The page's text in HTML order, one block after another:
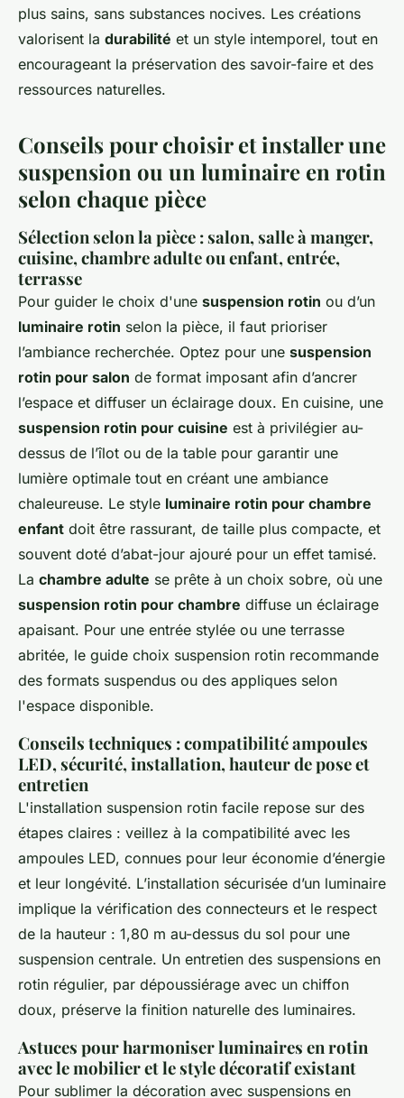
plus sains, sans substances nocives. Les créations
valorisent la durabilité et un style intemporel, tout en
encourageant la préservation des savoir-faire et des
ressources naturelles.
Conseils pour choisir et installer une
suspension ou un luminaire en rotin
selon chaque pièce
Sélection selon la pièce : salon, salle à manger,
cuisine, chambre adulte ou enfant, entrée,
terrasse
Pour guider le choix d'une suspension rotin ou d’un
luminaire rotin selon la pièce, il faut prioriser
l’ambiance recherchée. Optez pour une suspension
rotin pour salon de format imposant afin d’ancrer
l’espace et diffuser un éclairage doux. En cuisine, une
suspension rotin pour cuisine est à privilégier au-
dessus de l’îlot ou de la table pour garantir une
lumière optimale tout en créant une ambiance
chaleureuse. Le style luminaire rotin pour chambre
enfant doit être rassurant, de taille plus compacte, et
souvent doté d’abat-jour ajouré pour un effet tamisé.
La chambre adulte se prête à un choix sobre, où une
suspension rotin pour chambre diffuse un éclairage
apaisant. Pour une entrée stylée ou une terrasse
abritée, le guide choix suspension rotin recommande
des formats suspendus ou des appliques selon
l'espace disponible.
Conseils techniques : compatibilité ampoules
LED, sécurité, installation, hauteur de pose et
entretien
L'installation suspension rotin facile repose sur des
étapes claires : veillez à la compatibilité avec les
ampoules LED, connues pour leur économie d’énergie
et leur longévité. L’installation sécurisée d’un luminaire
implique la vérification des connecteurs et le respect
de la hauteur : 1,80 m au-dessus du sol pour une
suspension centrale. Un entretien des suspensions en
rotin régulier, par dépoussiérage avec un chiffon
doux, préserve la finition naturelle des luminaires.
Astuces pour harmoniser luminaires en rotin
avec le mobilier et le style décoratif existant
Pour sublimer la décoration avec suspensions en